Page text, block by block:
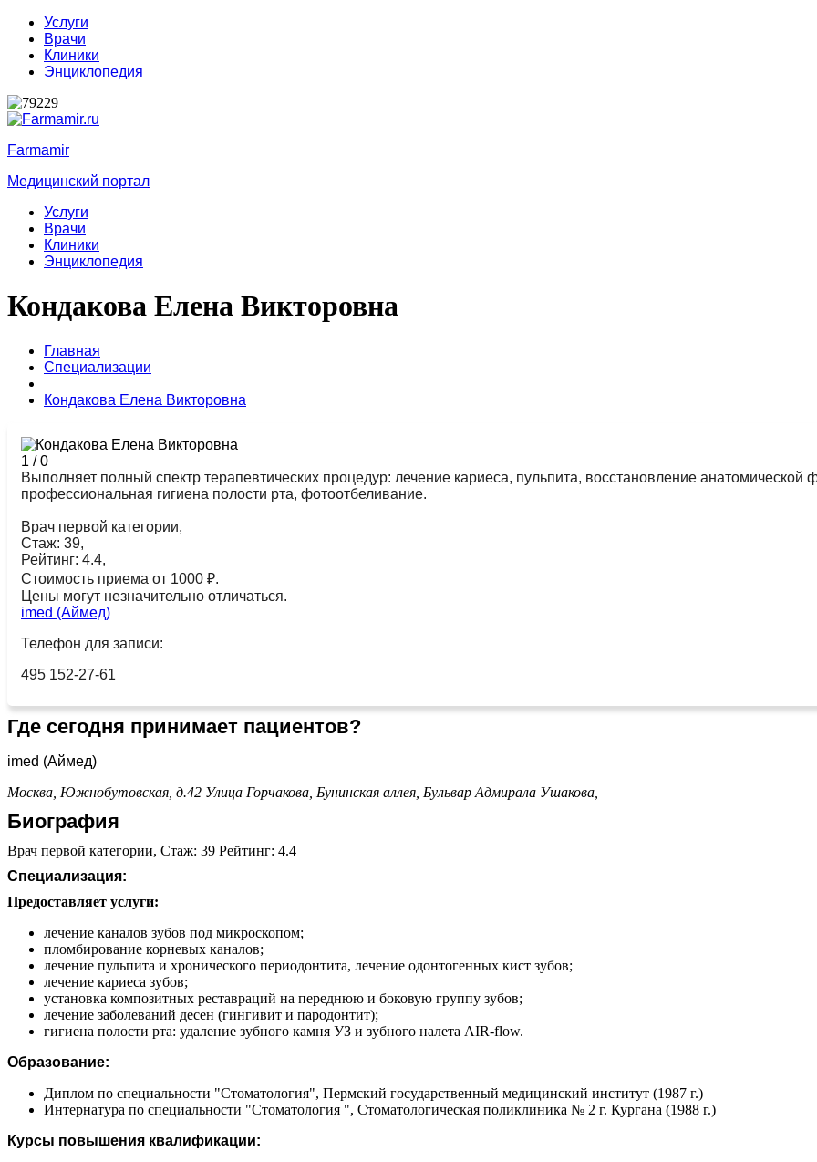
Услуги
Врачи
Клиники
Энциклопедия
Farmamir
Медицинский портал
Услуги
Врачи
Клиники
Энциклопедия
Кондакова Елена Викторовна
Главная
Специализации
Кондакова Елена Викторовна
1 /0
Выполняет полный спектр терапевтических процедур: лечение кариеса, пульпита, восстановление
профессиональная гигиена полости рта, фотоотбеливание.
Врач первой категории,
Стаж: 39,
Рейтинг: 4.4,
Стоимость приема от 1000 ₽.
Цены могут незначительно отличаться.
imed (Аймед)
Телефон для записи:
495 152-27-61
Где сегодня принимает пациентов?
imed (Аймед)
Москва, Южнобутовская, д.42 Улица Горчакова, Бунинская аллея, Бульвар Адмирала Ушакова,
Биография
Врач первой категории, Стаж: 39 Рейтинг: 4.4
Специализация:
Предоставляет услуги:
лечение каналов зубов под микроскопом;
пломбирование корневых каналов;
лечение пульпита и хронического периодонтита, лечение одонтогенных кист зубов;
лечение кариеса зубов;
установка композитных реставраций на переднюю и боковую группу зубов;
лечение заболеваний десен (гингивит и пародонтит);
гигиена полости рта: удаление зубного камня УЗ и зубного налета AIR-flow.
Образование:
Диплом по специальности "Стоматология", Пермский государственный медицинский институт (1987 г.)
Интернатура по специальности "Стоматология ", Стоматологическая поликлиника № 2 г. Кургана (1988 г.)
Курсы повышения квалификации: